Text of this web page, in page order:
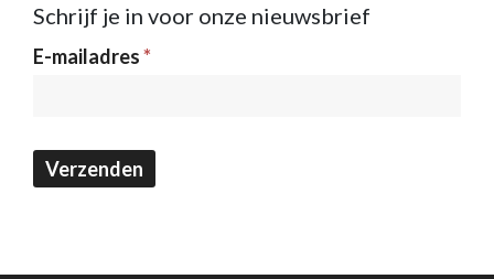
Schrijf je in voor onze nieuwsbrief
Nieuwsbrief
E-mailadres*
Verzenden